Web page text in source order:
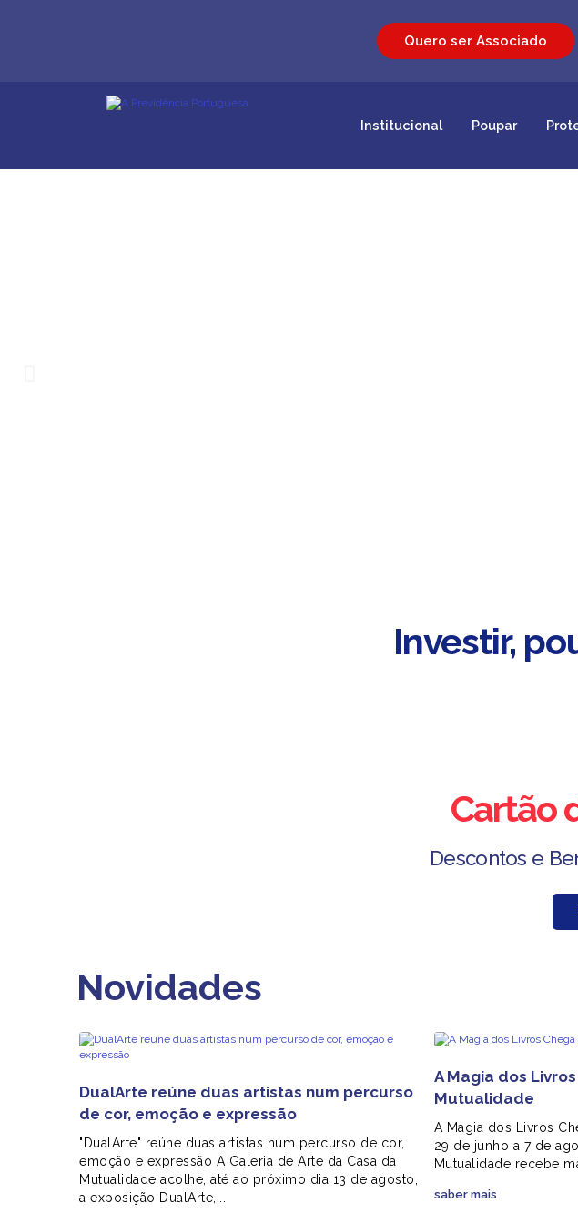
Quero ser Associado
Institucional Poupar
Investir,
Cartão
Descontos e
Novidades
DualArte reúne duas artistas num percurso
de cor, emoção e expressão
"DualArte" reúne duas artistas num percurso de cor,
emoção e expressão A Galeria de Arte da Casa da
Mutualidade acolhe, até ao próximo dia 13 de agosto,
a exposição DualArte,...
A Magia dos
Mutualidade
A Magia dos Livros
29 de junho a 7 de
Mutualidade recebe
saber mais